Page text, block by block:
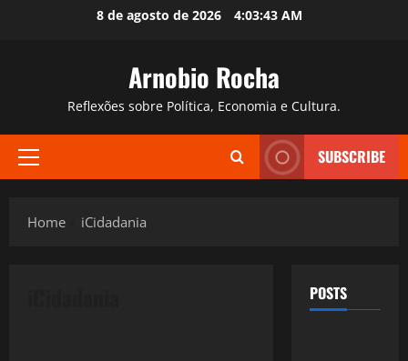
8 de agosto de 2026 4:03:44 AM
Arnobio Rocha
Reflexões sobre Política, Economia e Cultura.
Primary
SUBSCRIBE
Home iCidadania
POSTS